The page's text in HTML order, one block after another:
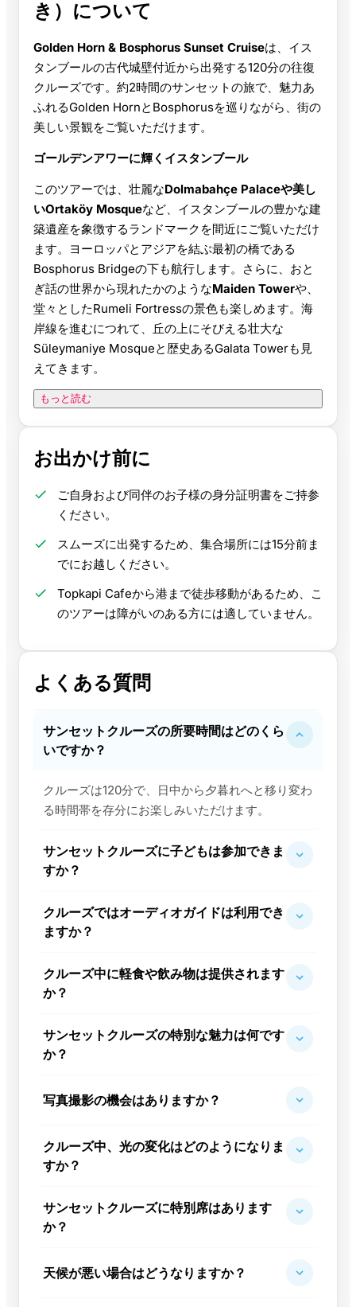
き）について
Golden Horn & Bosphorus Sunset Cruiseは、イス
タンブールの古代城壁付近から出発する120分の往復
クルーズです。約2時間のサンセットの旅で、魅力あ
ふれるGolden HornとBosphorusを巡りながら、街の
美しい景観をご覧いただけます。
ゴールデンアワーに輝くイスタンブール
このツアーでは、壮麗なDolmabahçe Palaceや美し
いOrtaköy Mosqueなど、イスタンブールの豊かな建
築遺産を象徴するランドマークを間近にご覧いただけ
ます。ヨーロッパとアジアを結ぶ最初の橋である
Bosphorus Bridgeの下も航行します。さらに、おと
ぎ話の世界から現れたかのようなMaiden Towerや、
堂々としたRumeli Fortressの景色も楽しめます。海
岸線を進むにつれて、丘の上にそびえる壮大な
Süleymaniye Mosqueと歴史あるGalata Towerも見
えてきます。
もっと読む
お出かけ前に
ご自身および同伴のお子様の身分証明書をご持参
ください。
スムーズに出発するため、集合場所には15分前ま
でにお越しください。
Topkapi Cafeから港まで徒歩移動があるため、こ
のツアーは障がいのある方には適していません。
よくある質問
サンセットクルーズの所要時間はどのくら
いですか？
クルーズは120分で、日中から夕暮れへと移り変わ
る時間帯を存分にお楽しみいただけます。
サンセットクルーズに子どもは参加できま
すか？
クルーズではオーディオガイドは利用でき
ますか？
クルーズ中に軽食や飲み物は提供されます
か？
サンセットクルーズの特別な魅力は何です
か？
写真撮影の機会はありますか？
クルーズ中、光の変化はどのようになりま
すか？
サンセットクルーズに特別席はあります
か？
天候が悪い場合はどうなりますか？